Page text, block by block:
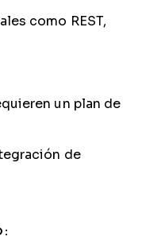
como REST,
un plan de
de